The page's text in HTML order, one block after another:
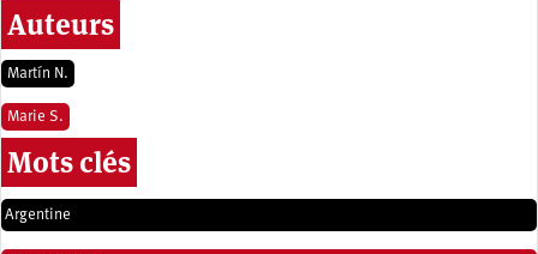
Auteurs
Martín N.
Marie S.
Mots clés
Argentine